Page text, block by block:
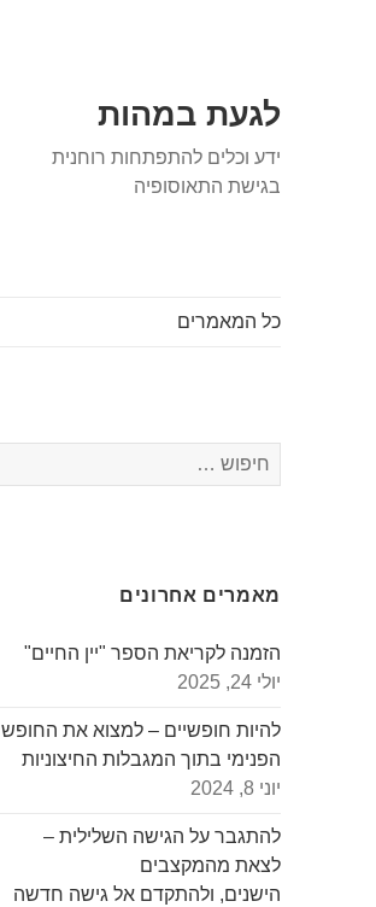
לגעת במהות
ידע וכלים להתפתחות רוחנית
בגישת התאוסופיה
כל המאמרים
חיפוש:
מאמרים אחרונים
הזמנה לקריאת הספר "יין החיים"
יולי 24, 2025
להיות חופשיים – למצוא את החופש
הפנימי בתוך המגבלות החיצוניות
יוני 8, 2024
להתגבר על הגישה השלילית –
לצאת מהמקצבים
הישנים, ולהתקדם אל גישה חדשה